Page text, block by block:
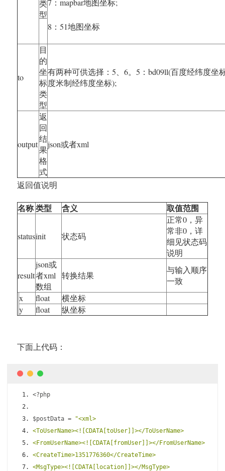
类
型
7：mapbar地图坐标;
8：51地图坐标
to
目
的
坐
标
类
型
有两种可供选择：5、6。5：bd09ll(百度经纬度坐
度米制经纬度坐标);
output
返
回
结
果
格
式
json或者xml
返回值说明
名称类型 含义 取值范围
statusinit 状态码
正常0，异
常非0，详
细见状态码
说明
result
json或
者xml
数组
转换结果
与输入顺序
一致
x
float
横坐标
y
float 纵坐标
下面上代码：
<?php
$postData =
"<xml>
<ToUserName><![CDATA[toUser]]></ToUserName>
<FromUserName><![CDATA[fromUser]]></FromUserName>
<CreateTime>1351776360</CreateTime>
<MsgType><![CDATA[location]]></MsgType>